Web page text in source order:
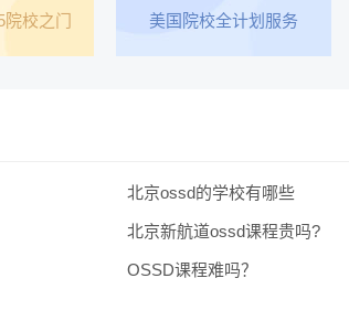
院校之门 美国院校全计划服务
北京ossd的学校有哪些
北京新航道ossd课程贵吗?
OSSD课程难吗？